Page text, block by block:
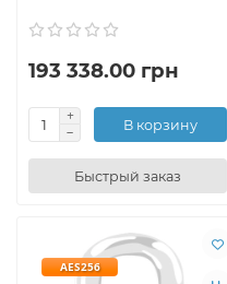
193 338.00 грн
В корзину
Быстрый заказ
AES256